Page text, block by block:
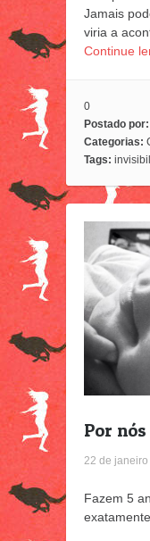
Jamais
viria a
Continue
0
Postado por:
Categorias:
Tags:
Por nós
22 de
Fazem 5